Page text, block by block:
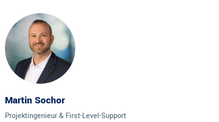
Martin Sochor
Projektingenieur & First-Level-Support